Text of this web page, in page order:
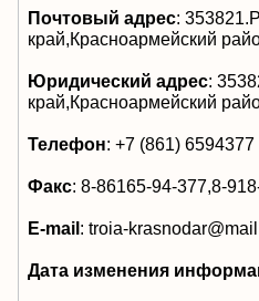
Почтовый адрес:
край,Красноармейский
Юридический адрес:
край,Красноармейский
Телефон: +7 (861) 6594377
Факс: 8-86165-94-377,8-
E-mail: troia-
Дата изменения